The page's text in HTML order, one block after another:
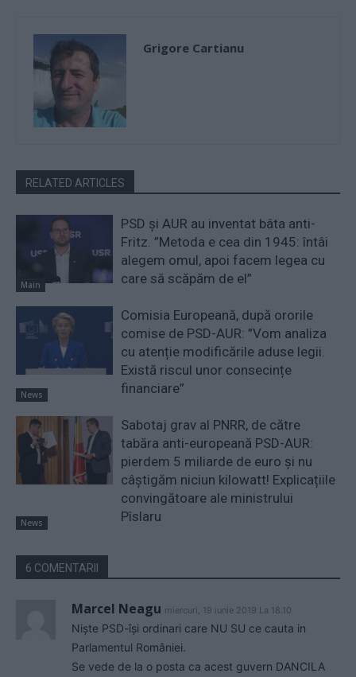
Grigore Cartianu
RELATED ARTICLES
Main
PSD și AUR au inventat bâta anti-
Fritz. ”Metoda e cea din 1945: întâi
alegem omul, apoi facem legea cu
care să scăpăm de el”
News
Comisia Europeană, după ororile
comise de PSD-AUR: ”Vom analiza
cu atenție modificările aduse legii.
Există riscul unor consecințe
financiare”
News
Sabotaj grav al PNRR, de către
tabăra anti-europeană PSD-AUR:
pierdem 5 miliarde de euro și nu
câștigăm niciun kilowatt! Explicațiile
convingătoare ale ministrului
Pîslaru
6 COMENTARII
Marcel Neagu miercuri, 19 iunie 2019 La 18.10
Niște PSD-își ordinari care NU SU ce cauta in
Parlamentul României.
Se vede de la o posta ca acest guvern DANCILA